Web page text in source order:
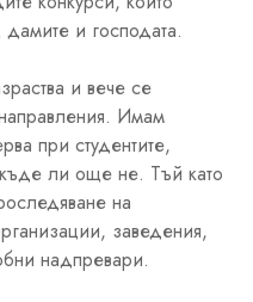
и господата.
и вече се
Имам
при студентите,
ли още не. Тъй като
на
заведения,
надпревари.